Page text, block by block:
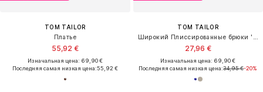
TOM TAILOR
Платье
55,92 €
Изначальная цена: 69,90 €
Последняя самая низкая цена:55,92 €
TOM TAILOR
27,96 €
Изначальная цена: 69,90 €
Последняя самая низкая цена:34,95 €-20%